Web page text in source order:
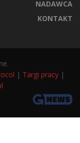
NADAWCA
KONTAKT
| Targi pracy |